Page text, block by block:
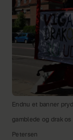
Endnu et banner
gamblede og drak
Petersen